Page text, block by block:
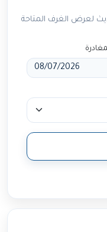
لعرض الغرف المتاحة